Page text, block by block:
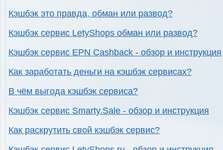
Кэшбэк это правда, обман или развод?
Кэшбэк сервис LetyShops обман или развод?
Кэшбэк сервис EPN Cashback - обзор и инструкция
Как заработать деньги на кэшбэк сервисах?
В чём выгода кэшбэк сервиса?
Кэшбэк сервис Smarty.Sale - обзор и инструкция
Как раскрутить свой кэшбэк сервис?